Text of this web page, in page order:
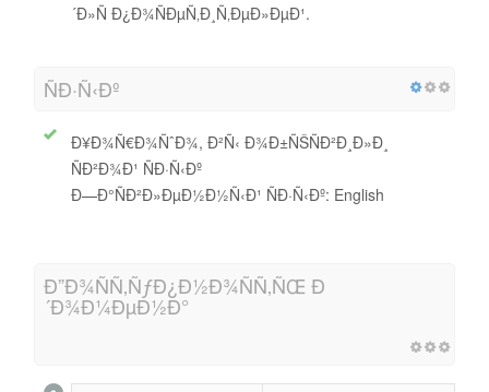
´Ð»Ñ Ð¿Ð¾ÑÐµÑ‚Ð¸Ñ‚ÐµÐ»ÐµÐ¹.
ÑÐ·Ñ‹Ðº
Ð¥Ð¾Ñ€Ð¾ÑˆÐ¾, Ð²Ñ‹ Ð¾Ð±ÑŠÑÐ²Ð¸Ð»Ð¸
ÑÐ²Ð¾Ð¹ ÑÐ·Ñ‹Ðº
Ð—Ð°ÑÐ²Ð»ÐµÐ½Ð½Ñ‹Ð¹ ÑÐ·Ñ‹Ðº: English
Ð”Ð¾ÑÑ‚ÑƒÐ¿Ð½Ð¾ÑÑ‚ÑŒ Ð
´Ð¾Ð¼ÐµÐ½Ð°